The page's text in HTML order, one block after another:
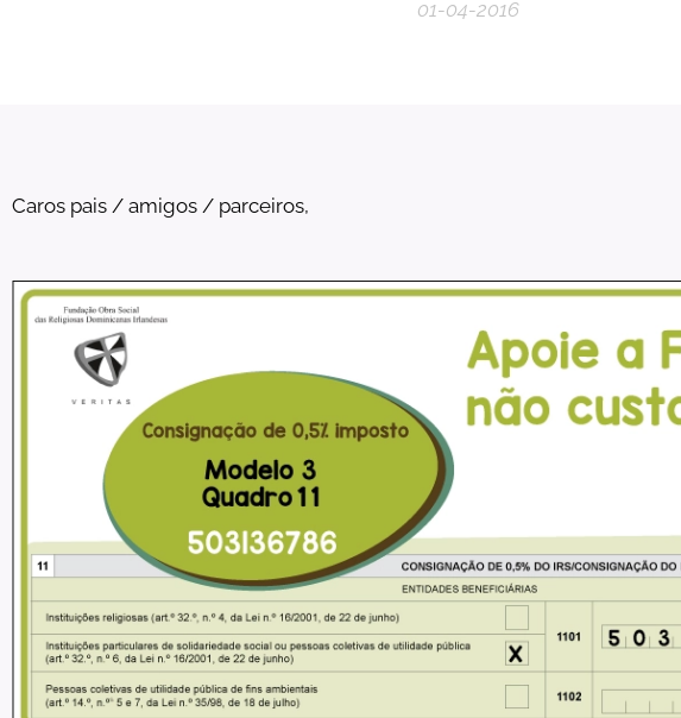
01-04-2016
Caros pais / amigos / parceiros,